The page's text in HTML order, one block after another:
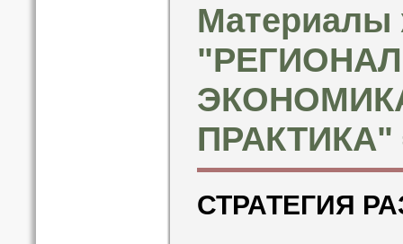
Материалы
ПРАКТИКА"
СТРАТЕГИЯ